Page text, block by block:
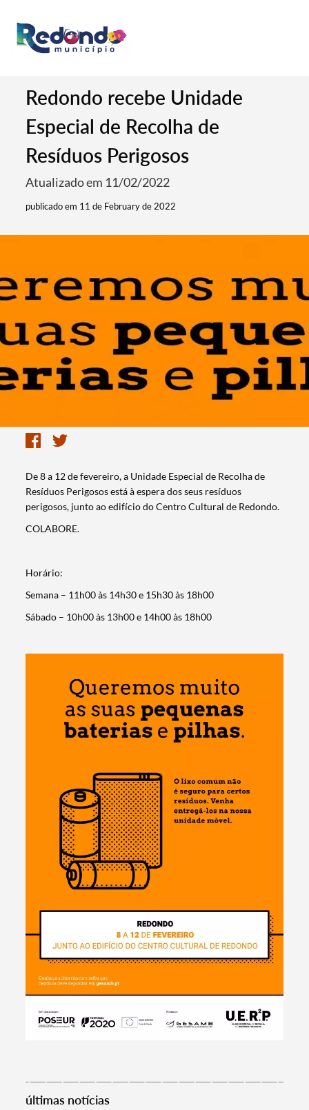
Termo de Pesquisa
Categorias gerais
Redondo recebe Unidade
Especial de Recolha de
Resíduos Perigosos
Atualizado em 11/02/2022
publicado em 11 de February de 2022
De 8 a 12 de fevereiro, a Unidade Especial de Recolha de
Resíduos Perigosos está à espera dos seus resíduos
perigosos, junto ao edifício do Centro Cultural de Redondo.
COLABORE.
Horário:
Semana – 11h00 às 14h30 e 15h30 às 18h00
Sábado – 10h00 às 13h00 e 14h00 às 18h00
últimas notícias